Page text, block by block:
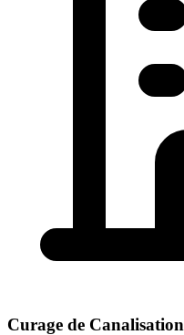
Curage de Canalisation